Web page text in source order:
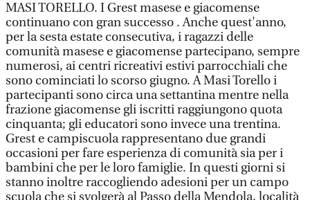
MASI TORELLO. I Grest masese e giacomense
continuano con gran successo . Anche quest'anno,
per la sesta estate consecutiva, i ragazzi delle
comunità masese e giacomense partecipano, sempre
numerosi, ai centri ricreativi estivi parrocchiali che
sono cominciati lo scorso giugno. A Masi Torello i
partecipanti sono circa una settantina mentre nella
frazione giacomense gli iscritti raggiungono quota
cinquanta; gli educatori sono invece una trentina.
Grest e campiscuola rappresentano due grandi
occasioni per fare esperienza di comunità sia per i
bambini che per le loro famiglie. In questi giorni si
stanno inoltre raccogliendo adesioni per un campo
scuola che si svolgerà al Passo della Mendola, località